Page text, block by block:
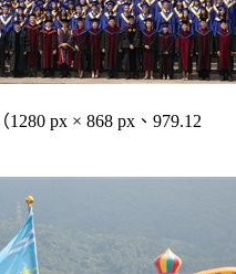
（1280 px × 868 px、979.12